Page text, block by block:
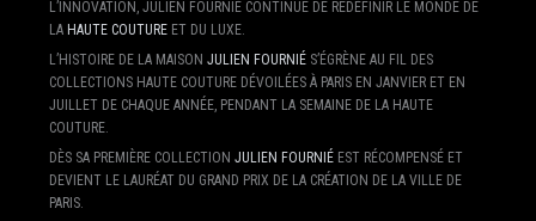
L’INNOVATION, JULIEN FOURNIÉ CONTINUE DE REDÉFINIR LE MONDE DE
LAHAUTE COUTUREET DU LUXE.
L’HISTOIRE DE LA MAISON JULIEN FOURNIÉS’ÉGRÈNE AU FIL DES
COLLECTIONS HAUTE COUTURE DÉVOILÉES À PARIS EN JANVIER ET EN
JUILLET DE CHAQUE ANNÉE, PENDANT LA SEMAINE DE LA HAUTE
COUTURE.
DÈS SA PREMIÈRE COLLECTION JULIEN FOURNIÉ EST RÉCOMPENSÉ ET
DEVIENT LE LAURÉAT DU GRAND PRIX DE LA CRÉATION DE LA VILLE DE
PARIS.